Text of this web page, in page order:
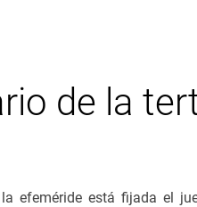
de la
efeméride está fijada el